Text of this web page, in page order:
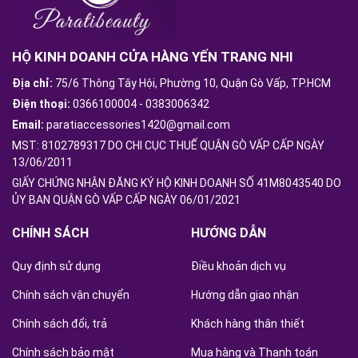
HỘ KINH DOANH CỬA HÀNG YẾN TRANG NHI
Địa chỉ: 75/6 Thông Tây Hội, Phường 10, Quận Gò Vấp, TP.HCM
Điện thoại: 0366100004 - 0383006342
Email: paratiaccessories1420@gmail.com
MST: 8102789317 DO CHI CỤC THUẾ QUẬN GÒ VẤP CẤP NGÀY
13/06/2011
GIẤY CHỨNG NHẬN ĐĂNG KÝ HỘ KINH DOANH SỐ 41M8043540 DO
ỦY BAN QUẬN GÒ VẤP CẤP NGÀY 06/01/2021
CHÍNH SÁCH
Quy định sử dụng
Chính sách vận chuyển
Chính sách đổi, trả
Chính sách bảo mật
HƯỚNG DẪN
Điều khoản dịch vụ
Hướng dẫn giao nhận
Khách hàng thân thiết
Mua hàng và Thanh toán